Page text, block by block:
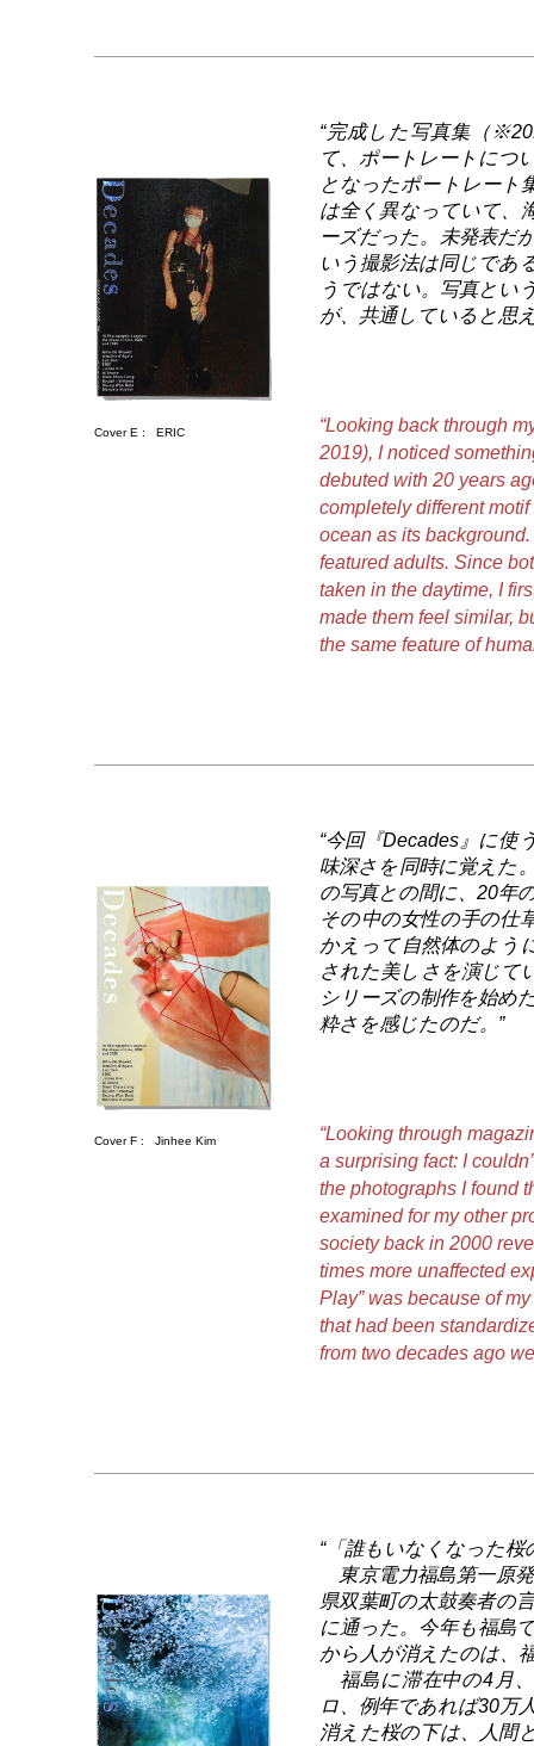
Cover E : ERIC
“完成した写真集（
て、ポートレートにつ
となったポートレート
は全く異なっていて、
ーズだった。未発表だ
いう撮影法は同じであ
うではない。写真とい
が、共通していると思
“Looking back through
2019), I noticed
debuted with 20 years
completely different
ocean as its
featured adults. Since
taken in the daytime, I
made them feel similar,
the same feature of
Cover F : Jinhee Kim
“今回『Decades』に使
味深さを同時に覚えた
の写真との間に、20年
その中の女性の手の仕
かえって自然体のよう
された美しさを演じて
シリーズの制作を始め
粋さを感じたのだ。”
“Looking through
a surprising fact: I
the photographs I found
examined for my other
society back in 2000
times more unaffected
Play” was because of
that had been
from two decades ago
“「誰もいなくなった
東京電力福島第一原
県双葉町の太鼓奏者の
に通った。今年も福島
から人が消えたのは、
福島に滞在中の4月
ロ、例年であれば30万
消えた桜の下は、人間